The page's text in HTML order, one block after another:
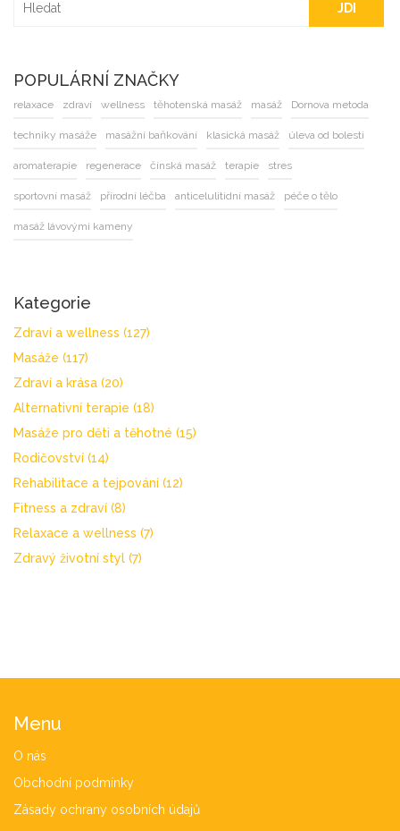
JDI
POPULÁRNÍ ZNAČKY
relaxace zdraví wellness těhotenská masáž masáž Dornova metoda
techniky masáže masážní baňkování klasická masáž úleva od bolesti
aromaterapie regenerace čínská masáž terapie stres
sportovní masáž přírodní léčba anticelulitidní masáž péče o tělo
masáž lávovými kameny
Kategorie
Zdraví a wellness (127)
Masáže (117)
Zdraví a krása (20)
Alternativní terapie (18)
Masáže pro děti a těhotné (15)
Rodičovství (14)
Rehabilitace a tejpování (12)
Fitness a zdraví (8)
Relaxace a wellness (7)
Zdravý životní styl (7)
Menu
O nás
Obchodní podmínky
Zásady ochrany osobních údajů